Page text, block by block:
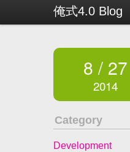
俺式4.0 Blog
8 / 27
2014
Category
Development